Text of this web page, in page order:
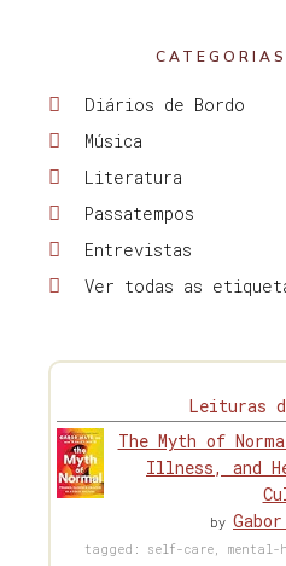
Diários de Bordo
Música
Literatura
Passatempos
Entrevistas
Ver todas as
Leituras
The Myth of
Illness, and
by
tagged: self-care, mental-